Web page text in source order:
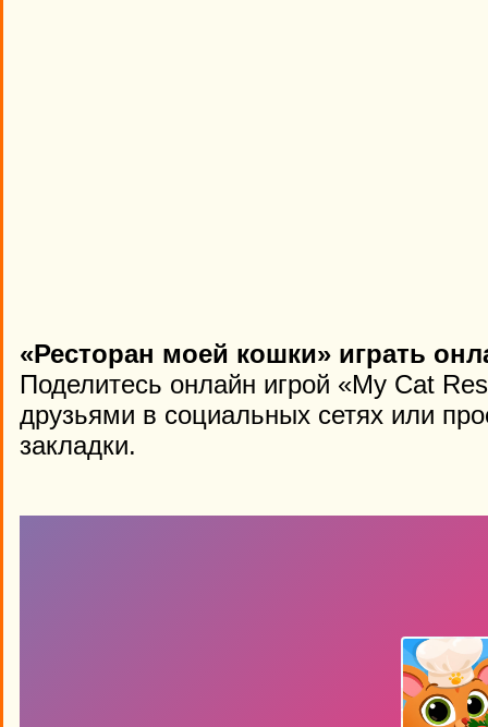
«Ресторан моей кошки» играть
Поделитесь онлайн игрой «My Cat
друзьями в социальных сетях или
закладки.